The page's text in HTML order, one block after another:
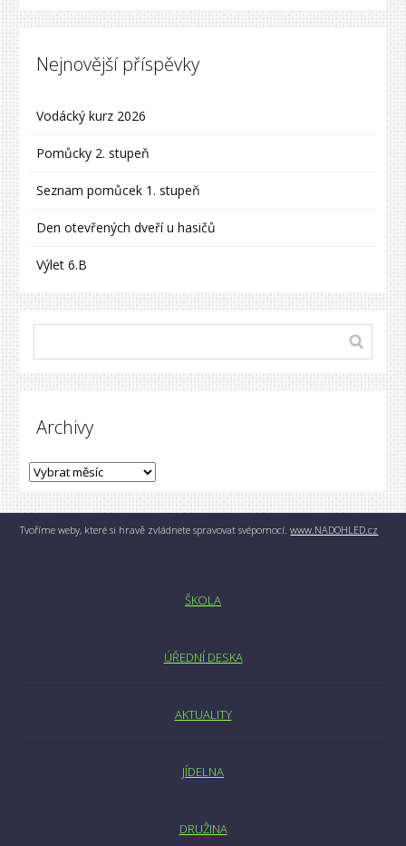
Nejnovější příspěvky
Vodácký kurz 2026
Pomůcky 2. stupeň
Seznam pomůcek 1. stupeň
Den otevřených dveří u hasičů
Výlet 6.B
Archivy
Tvoříme weby, které si hravě zvládnete spravovat svépomocí.www.NADOHLED.cz
ŠKOLA
ÚŘEDNÍ DESKA
AKTUALITY
JÍDELNA
DRUŽINA